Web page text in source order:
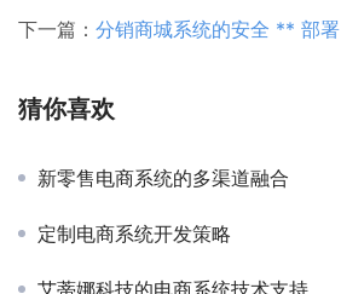
下一篇： 分销商城系统的安全 ** 部署
猜你喜欢
新零售电商系统的多渠道融合
定制电商系统开发策略